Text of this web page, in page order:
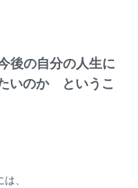
の自分の人生に
いのか というこ
、